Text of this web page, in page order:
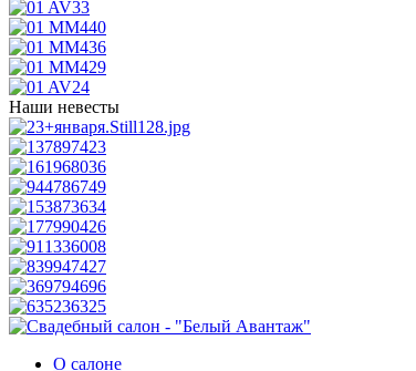
Наши невесты
О салоне